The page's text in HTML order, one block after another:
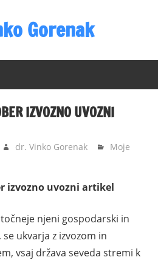
Gorenak
IZVOZNO UVOZNI
dr. Vinko Gorenak
Moje
izvozno uvozni artikel
njeni gospodarski in
ukvarja z izvozom in
vsaj država seveda stremi k